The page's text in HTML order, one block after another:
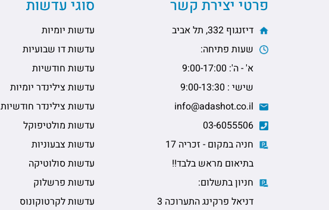
פרטי יצירת קשר
דיזנגוף 332, תל אביב
שעות פתיחה:
א' - ה': 9:00-17:00
שישי : 9:00-13:30
חניה במקום - זכריה 17
בתיאום מראש בלבד!!
חניון בתשלום:
דניאל פרקינג התערוכה 3
סוגי עדשות
עדשות יומיות
עדשות דו שבועיות
עדשות חודשיות
עדשות צילינדר יומיות
עדשות צילינדר חודשיות
עדשות מולטיפוקל
עדשות צבעוניות
עדשות סולוטיקה
עדשות פרשלוק
עדשות לקרטוקונוס